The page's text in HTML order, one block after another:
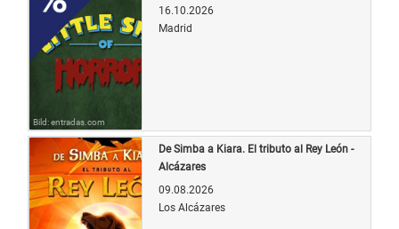
Bild: entradas.com
16.10.2026
Madrid
De Simba a Kiara. El tributo al Rey León -
Alcázares
09.08.2026
Los Alcázares